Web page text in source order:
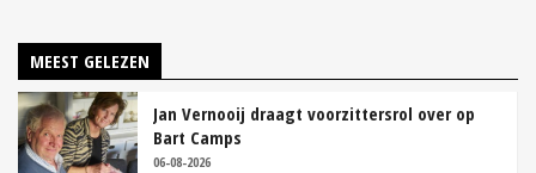
MEEST GELEZEN
Jan Vernooij draagt voorzittersrol over op
Bart Camps
06-08-2026